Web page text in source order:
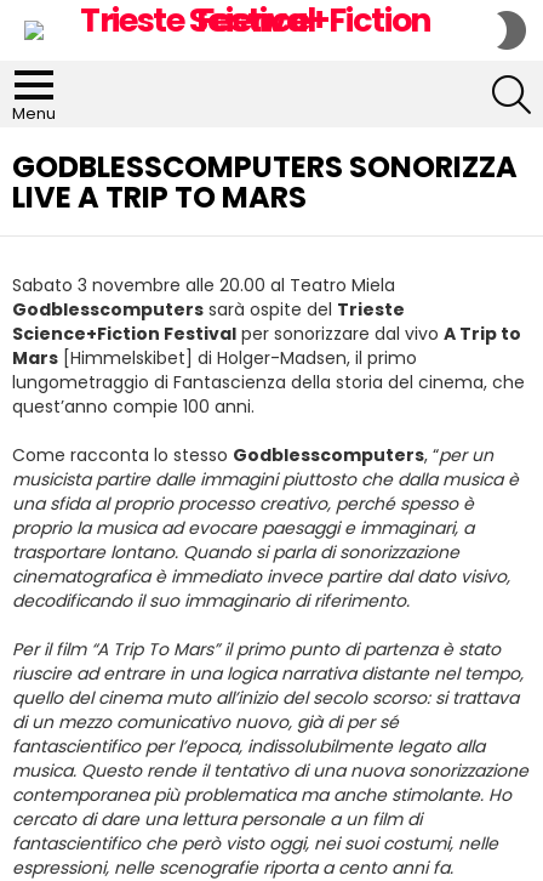
Menu
GODBLESSCOMPUTERS SONORIZZA
LIVE A TRIP TO MARS
Sabato 3 novembre alle 20.00 al Teatro Miela
Godblesscomputers sarà ospite del Trieste
Science+Fiction Festival per sonorizzare dal vivo A Trip to
Mars [Himmelskibet] di Holger-Madsen, il primo
lungometraggio di Fantascienza della storia del cinema, che
quest’anno compie 100 anni.
Come racconta lo stesso Godblesscomputers, “per un
musicista partire dalle immagini piuttosto che dalla musica è
una sfida al proprio processo creativo, perché spesso è
proprio la musica ad evocare paesaggi e immaginari, a
trasportare lontano. Quando si parla di sonorizzazione
cinematografica è immediato invece partire dal dato visivo,
decodificando il suo immaginario di riferimento.
Per il film “A Trip To Mars” il primo punto di partenza è stato
riuscire ad entrare in una logica narrativa distante nel tempo,
quello del cinema muto all’inizio del secolo scorso: si trattava
di un mezzo comunicativo nuovo, già di per sé
fantascientifico per l’epoca, indissolubilmente legato alla
musica. Questo rende il tentativo di una nuova sonorizzazione
contemporanea più problematica ma anche stimolante. Ho
cercato di dare una lettura personale a un film di
fantascientifico che però visto oggi, nei suoi costumi, nelle
espressioni, nelle scenografie riporta a cento anni fa.